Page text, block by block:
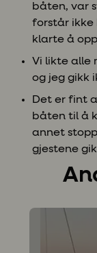
båten, var
forstår ikke
klarte å
Vi likte alle
og jeg gikk
Det er fint
båten til å
annet
gjestene